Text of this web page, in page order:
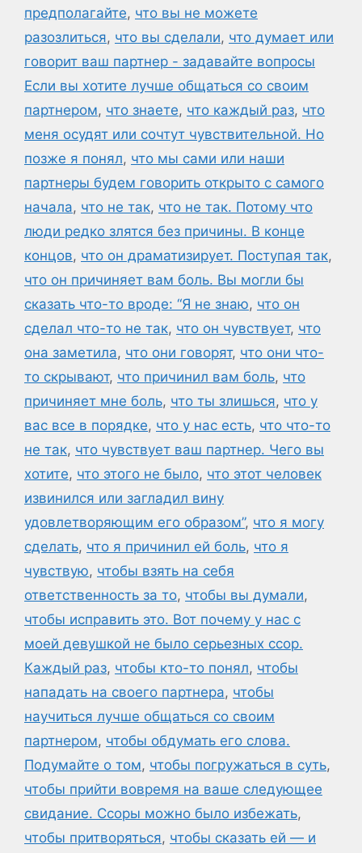
предполагайте, что вы не можете
разозлиться, что вы сделали, что думает или
говорит ваш партнер - задавайте вопросы
Если вы хотите лучше общаться со своим
партнером, что знаете, что каждый раз, что
меня осудят или сочтут чувствительной. Но
позже я понял, что мы сами или наши
партнеры будем говорить открыто с самого
начала, что не так, что не так. Потому что
люди редко злятся без причины. В конце
концов, что он драматизирует. Поступая так,
что он причиняет вам боль. Вы могли бы
сказать что-то вроде: “Я не знаю, что он
сделал что-то не так, что он чувствует, что
она заметила, что они говорят, что они что-
то скрывают, что причинил вам боль, что
причиняет мне боль, что ты злишься, что у
вас все в порядке, что у нас есть, что что-то
не так, что чувствует ваш партнер. Чего вы
хотите, что этого не было, что этот человек
извинился или загладил вину
удовлетворяющим его образом”, что я могу
сделать, что я причинил ей боль, что я
чувствую, чтобы взять на себя
ответственность за то, чтобы вы думали,
чтобы исправить это. Вот почему у нас с
моей девушкой не было серьезных ссор.
Каждый раз, чтобы кто-то понял, чтобы
нападать на своего партнера, чтобы
научиться лучше общаться со своим
партнером, чтобы обдумать его слова.
Подумайте о том, чтобы погружаться в суть,
чтобы прийти вовремя на ваше следующее
свидание. Ссоры можно было избежать,
чтобы притворяться, чтобы сказать ей — и